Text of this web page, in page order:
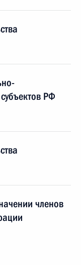
РФ
членов